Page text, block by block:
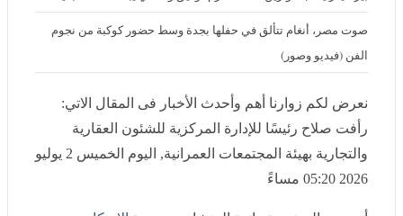
صوت مصر، أنغام تتألق في حفلها بجدة وسط حضور كوكبة من نجوم الفن
(فيديو وصور)
نعرض لكم زوارنا أهم وأحدث الأخبار فى المقال الاتي:
رأفت صلاح رئيسًا للإدارة المركزية للشئون العقارية
والتجارية بهيئة المجتمعات العمرانية, اليوم الخميس 2 يوليو
2026 05:20 مساءً
أصدرت المهندسة راندة المنشاوي، وزيرة الإسكان